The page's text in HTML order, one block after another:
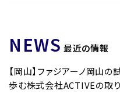
NEWS 最近の情報
【岡山】ファジアーノ岡山
歩む株式会社ACTIVEの取